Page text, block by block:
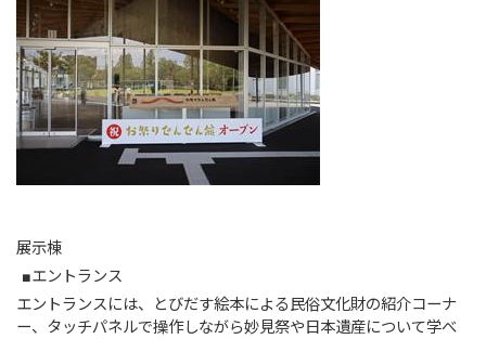
展示棟
■エントランス
エントランスには、とびだす絵本による民俗文化財の紹介コーナ
ー、タッチパネルで操作しながら妙見祭や日本遺産について学べ